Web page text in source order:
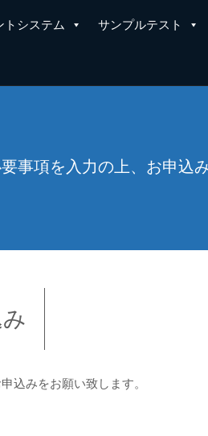
トシステム サンプルテスト
事項を入力の上、お申込
込みをお願い致します。